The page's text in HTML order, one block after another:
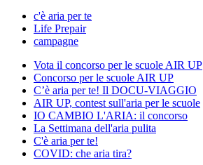
c'è aria per te
Life Prepair
campagne
Vota il concorso per le scuole AIR UP
Concorso per le scuole AIR UP
C’è aria per te! Il DOCU-VIAGGIO
AIR UP, contest sull'aria per le scuole
IO CAMBIO L'ARIA: il concorso
La Settimana dell'aria pulita
C'è aria per te!
COVID: che aria tira?